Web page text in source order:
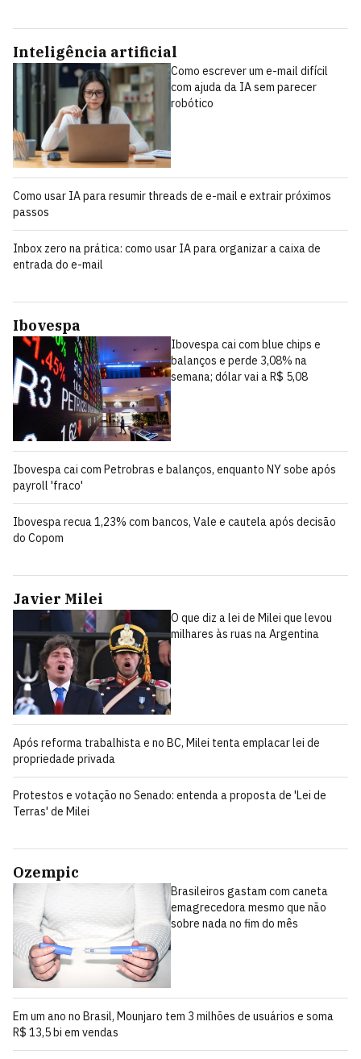
Inteligência artificial
Como escrever um e-mail difícil
com ajuda da IA sem parecer
robótico
Como usar IA para resumir threads de e-mail e extrair próximos
passos
Inbox zero na prática: como usar IA para organizar a caixa de
entrada do e-mail
Ibovespa
Ibovespa cai com blue chips e
balanços e perde 3,08% na
semana; dólar vai a R$ 5,08
Ibovespa cai com Petrobras e balanços, enquanto NY sobe após
payroll 'fraco'
Ibovespa recua 1,23% com bancos, Vale e cautela após decisão
do Copom
Javier Milei
O que diz a lei de Milei que levou
milhares às ruas na Argentina
Após reforma trabalhista e no BC, Milei tenta emplacar lei de
propriedade privada
Protestos e votação no Senado: entenda a proposta de 'Lei de
Terras' de Milei
Ozempic
Brasileiros gastam com caneta
emagrecedora mesmo que não
sobre nada no fim do mês
Em um ano no Brasil, Mounjaro tem 3 milhões de usuários e soma
R$ 13,5 bi em vendas